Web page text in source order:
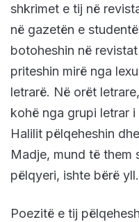
shkrimet e tij në
në gazetën e
botoheshin në
priteshin mirë nga
letrarë. Në orët
kohë nga grupi letrar
Halilit pëlqeheshin
Madje, mund të them
pëlqyeri, ishte bërë yll.
Poezitë e tij